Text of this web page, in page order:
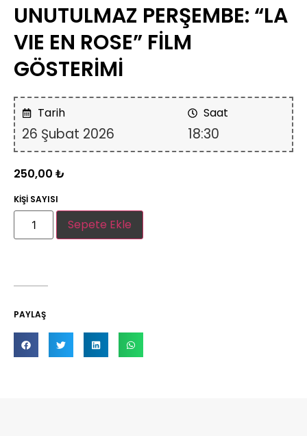
UNUTULMAZ PERŞEMBE: “LA
VIE EN ROSE” FİLM
GÖSTERİMİ
Tarih
26 Şubat 2026
Saat
18:30
250,00 ₺
KİŞİ SAYISI
Sepete Ekle
PAYLAŞ